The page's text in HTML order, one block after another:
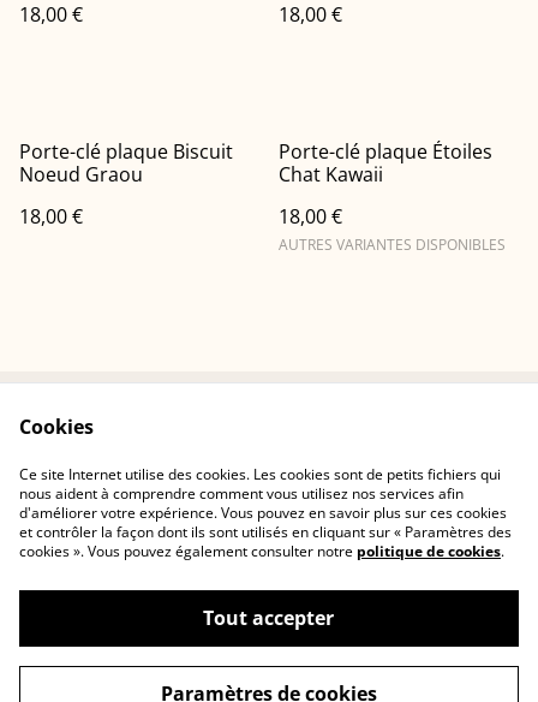
18,00 €
18,00 €
Porte-clé plaque Biscuit
Noeud Graou
18,00 €
Porte-clé plaque Étoiles
Chat Kawaii
18,00 €
AUTRES VARIANTES DISPONIBLES
confidentialité
Politique de cookies
Contactez-nous
©2026Cerisia Concept
Cookies
Ce site Internet utilise des cookies. Les cookies sont de petits fichiers qui
nous aident à comprendre comment vous utilisez nos services afin
d'améliorer votre expérience. Vous pouvez en savoir plus sur ces cookies
et contrôler la façon dont ils sont utilisés en cliquant sur « Paramètres des
cookies ». Vous pouvez également consulter notre politique de cookies.
Tout accepter
Paramètres de cookies